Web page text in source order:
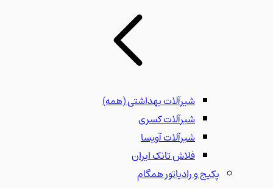
شیرآلات بهداشتی(همه)
شیرآلات کسری
شیرآلات آویسا
فلاش تانک ایران
پکیج و رادیاتور همگام